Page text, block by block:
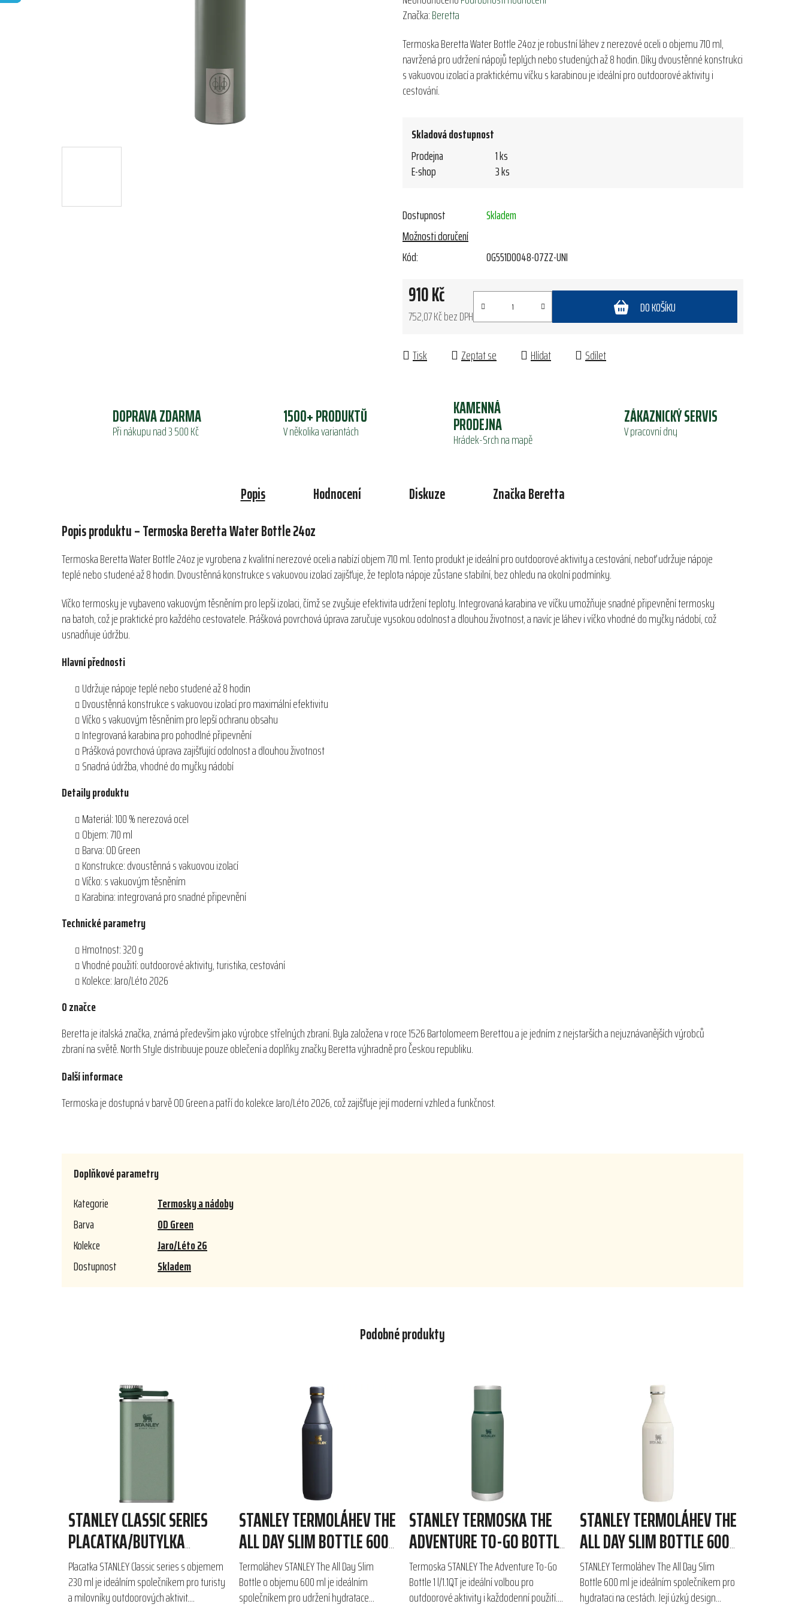
hodnocení
je
0,0
z
5
Značka:Beretta
Termoska Beretta Water Bottle 24oz je robustní láhev z nerezové oceli o objemu 710 ml,
navržená pro udržení nápojů teplých nebo studených až 8 hodin. Díky dvoustěnné konstrukci
s vakuovou izolací a praktickému víčku s karabinou je ideální pro outdoorové aktivity i
cestování.
Skladová dostupnost
Prodejna
1 ks
E-shop
3 ks
Dostupnost
Skladem
Možnosti doručení
Kód:
OG551D0048-07ZZ-UNI
910 Kč
752,07 Kč bez DPH
DO KOŠÍKU
Tisk Zeptat se Hlídat Sdílet
DOPRAVA ZDARMA
Při nákupu nad 3 500 Kč
1500+ PRODUKTŮ
V několika variantách
KAMENNÁ
PRODEJNA
Hrádek-Srch na mapě
ZÁKAZNICKÝ SERVIS
V pracovní dny
Popis Hodnocení Diskuze ZnačkaBeretta
Popis produktu – Termoska Beretta Water Bottle 24oz
Termoska Beretta Water Bottle 24oz je vyrobena z kvalitní nerezové oceli a nabízí objem 710 ml. Tento produkt je ideální pro outdoorové aktivity a cestování, neboť udržuje nápoje
teplé nebo studené až 8 hodin. Dvoustěnná konstrukce s vakuovou izolací zajišťuje, že teplota nápoje zůstane stabilní, bez ohledu na okolní podmínky.
Víčko termosky je vybaveno vakuovým těsněním pro lepší izolaci, čímž se zvyšuje efektivita udržení teploty. Integrovaná karabina ve víčku umožňuje snadné připevnění termosky
na batoh, což je praktické pro každého cestovatele. Prášková povrchová úprava zaručuje vysokou odolnost a dlouhou životnost, a navíc je láhev i víčko vhodné do myčky nádobí, což
usnadňuje údržbu.
Hlavní přednosti
Udržuje nápoje teplé nebo studené až 8 hodin
Dvoustěnná konstrukce s vakuovou izolací pro maximální efektivitu
Víčko s vakuovým těsněním pro lepší ochranu obsahu
Integrovaná karabina pro pohodlné připevnění
Prášková povrchová úprava zajišťující odolnost a dlouhou životnost
Snadná údržba, vhodné do myčky nádobí
Detaily produktu
Materiál: 100 % nerezová ocel
Objem: 710 ml
Barva: OD Green
Konstrukce: dvoustěnná s vakuovou izolací
Víčko: s vakuovým těsněním
Karabina: integrovaná pro snadné připevnění
Technické parametry
Hmotnost: 320 g
Vhodné použití: outdoorové aktivity, turistika, cestování
Kolekce: Jaro/Léto 2026
O značce
Beretta je italská značka, známá především jako výrobce střelných zbraní. Byla založena v roce 1526 Bartolomeem Berettou a je jedním z nejstarších a nejuznávanějších výrobců
zbraní na světě. North Style distribuuje pouze oblečení a doplňky značky Beretta výhradně pro Českou republiku.
Další informace
Termoska je dostupná v barvě OD Green a patří do kolekce Jaro/Léto 2026, což zajišťuje její moderní vzhled a funkčnost.
Doplňkové parametry
Kategorie
Termosky a nádoby
Barva
OD Green
Kolekce
Jaro/Léto 26
Dostupnost
Skladem
Podobné produkty
STANLEY CLASSIC SERIES
PLACATKA/BUTYLKA
230ML
Placatka STANLEY Classic series s objemem
230 ml je ideálním společníkem pro turisty
a milovníky outdoorových aktivit.
STANLEY TERMOLÁHEV THE
ALL DAY SLIM BOTTLE 600
ML
Termoláhev STANLEY The All Day Slim
Bottle o objemu 600 ml je ideálním
společníkem pro udržení hydratace
STANLEY TERMOSKA THE
ADVENTURE TO-GO BOTTLE
1 L/1.1QT
Termoska STANLEY The Adventure To-Go
Bottle 1 l/1.1QT je ideální volbou pro
outdoorové aktivity i každodenní použití.
STANLEY TERMOLÁHEV THE
ALL DAY SLIM BOTTLE 600
ML
STANLEY Termoláhev The All Day Slim
Bottle 600 ml je ideálním společníkem pro
hydrataci na cestách. Její úzký design